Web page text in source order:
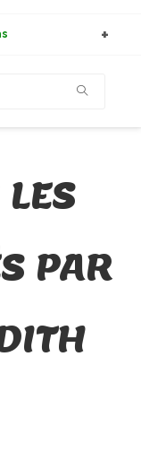
PAR